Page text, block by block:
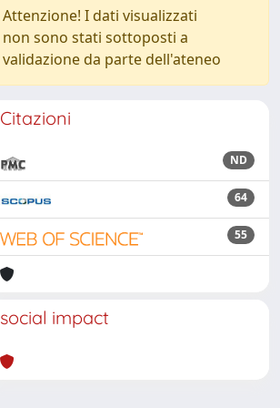
Attenzione! I dati visualizzati
non sono stati sottoposti a
validazione da parte dell'ateneo
Citazioni
ND
64
55
social impact